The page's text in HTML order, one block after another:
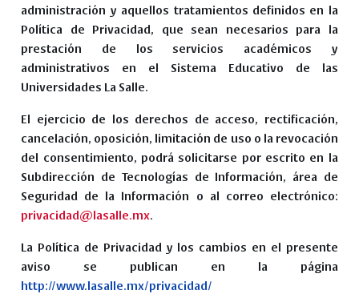
administración y aquellos tratamientos definidos en la
Política de Privacidad, que sean necesarios para la
prestación de los servicios académicos y
administrativos en el Sistema Educativo de las
Universidades La Salle.
El ejercicio de los derechos de acceso, rectificación,
cancelación, oposición, limitación de uso o la revocación
del consentimiento, podrá solicitarse por escrito en la
Subdirección de Tecnologías de Información, área de
Seguridad de la Información o al correo electrónico:
privacidad@lasalle.mx.
La Política de Privacidad y los cambios en el presente
aviso se publican en la página
http://www.lasalle.mx/privacidad/